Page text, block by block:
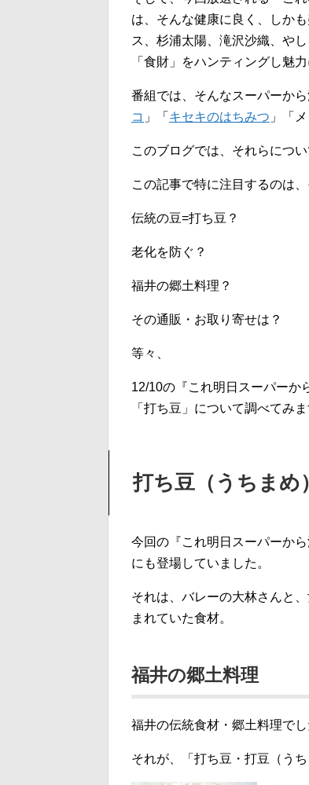
は、そんな健康に良く、しか
ス、杉浦太陽、滝沢沙織、や
「食財」をハンティングし魅
番組では、そんなスーパーか
コ 」「 キセキのはちみつ 」「
このブログでは、それらについ
この記事で特に注目するのは
伝統の豆=打ち豆？
老化を防ぐ？
福井の郷土料理？
その通販・お取り寄せは？
等々、
12/10の『これ明日スーパーか
「打ち豆」について調べてみま
打ち豆（うちまめ）
今回の『これ明日スーパーか
にも登場していました。
それは、バレーの大林さんと
まれていた食材。
福井の郷土料理
福井の伝統食材・郷土料理でし
それが、「打ち豆・打豆（うち